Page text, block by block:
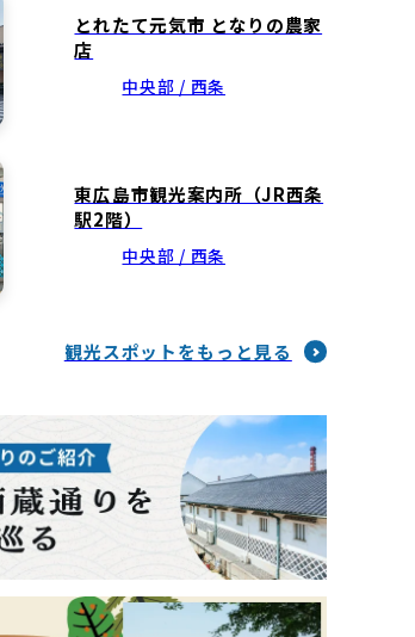
とれたて元気市 となりの農家
店
中央部 / 西条
東広島市観光案内所（JR西条
駅2階）
中央部 / 西条
観光スポットをもっと見る